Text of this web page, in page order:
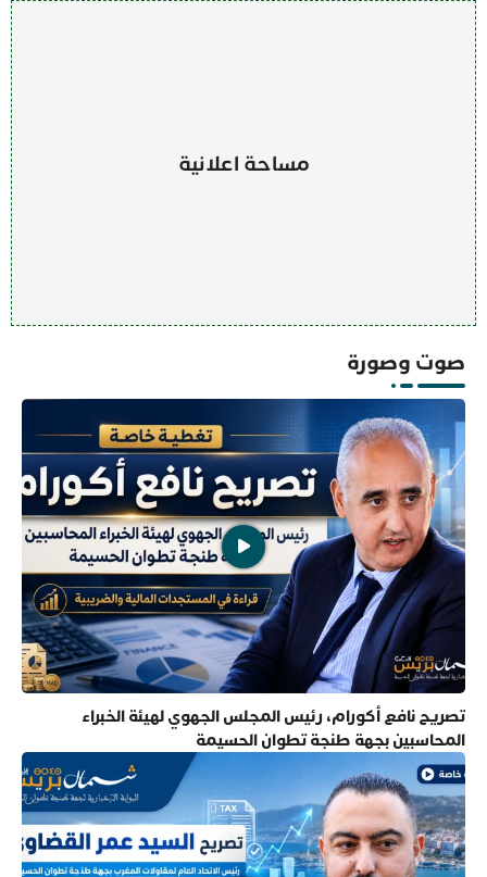
مساحة اعلانية
صوت وصورة
تصريح نافع أكورام، رئيس المجلس الجهوي لهيئة الخبراء
المحاسبين بجهة طنجة تطوان الحسيمة